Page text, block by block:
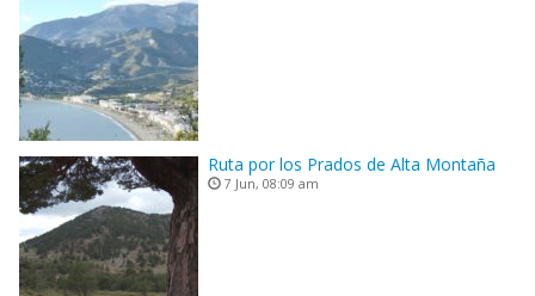
Ruta por los Prados de Alta Montaña
7 Jun, 08:09 am